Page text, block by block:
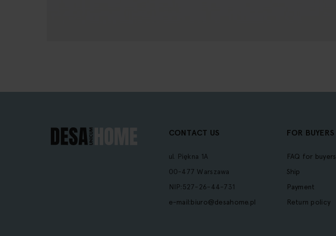
CONTACT US
ul. Piękna 1A
00-477 Warszawa
NIP:527-26-44-731
e-mail:biuro@desahome.pl
FOR BUYERS
FAQ for buyers
Ship
Payment
Return policy